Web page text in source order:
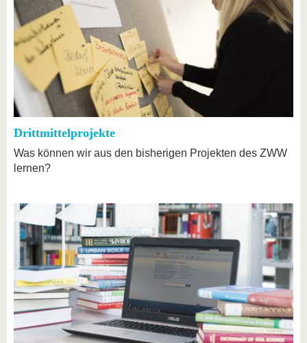
Drittmittelprojekte
Was können wir aus den bisherigen Projekten des ZWW
lernen?